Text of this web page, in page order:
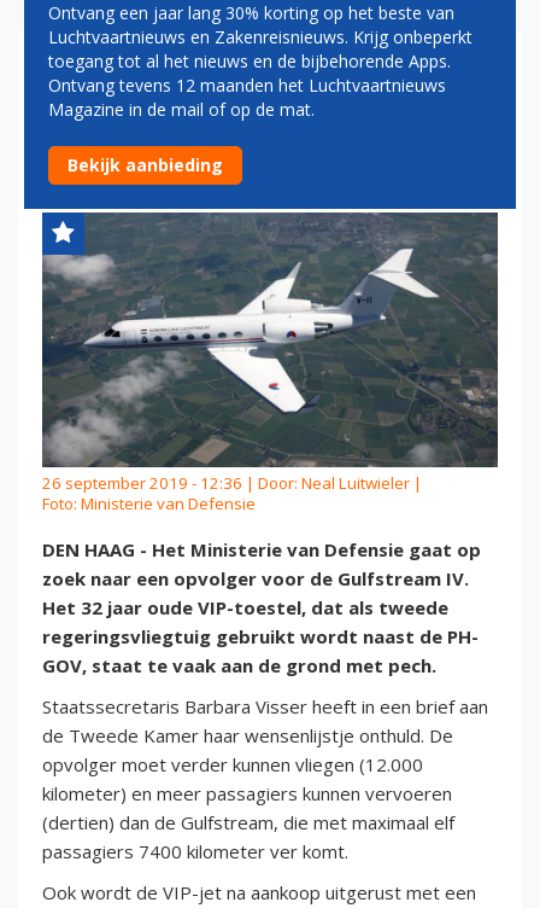
NEDERLAND ZOEKT
OPVOLGER VOOR TWEEDE
REGERINGSTOESTEL
26 september 2019 - 12:36 | Door: Neal Luitwieler |
Foto: Ministerie van Defensie
DEN HAAG - Het Ministerie van Defensie gaat op
zoek naar een opvolger voor de Gulfstream IV.
Het 32 jaar oude VIP-toestel, dat als tweede
regeringsvliegtuig gebruikt wordt naast de PH-
GOV, staat te vaak aan de grond met pech.
Staatssecretaris Barbara Visser heeft in een brief aan
de Tweede Kamer haar wensenlijstje onthuld. De
opvolger moet verder kunnen vliegen (12.000
kilometer) en meer passagiers kunnen vervoeren
(dertien) dan de Gulfstream, die met maximaal elf
passagiers 7400 kilometer ver komt.
Ook wordt de VIP-jet na aankoop uitgerust met een
Ontvang een jaar lang 30% korting op het beste van
Luchtvaartnieuws en Zakenreisnieuws. Krijg onbeperkt
toegang tot al het nieuws en de bijbehorende Apps.
Ontvang tevens 12 maanden het Luchtvaartnieuws
Magazine in de mail of op de mat.
Bekijk aanbieding